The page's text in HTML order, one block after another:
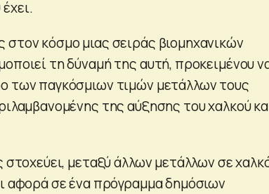
κόσμο μιας σειράς βιομηχανικών
τη δύναμή της αυτή, προκειμένου
των παγκόσμιων τιμών μετάλλων τους
της αύξησης του χαλκού
στοχεύει, μεταξύ άλλων μετάλλων σε
αφορά σε ένα πρόγραμμα δημόσιων